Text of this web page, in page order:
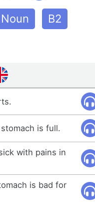
Noun B2
is full.
with pains in
is bad for